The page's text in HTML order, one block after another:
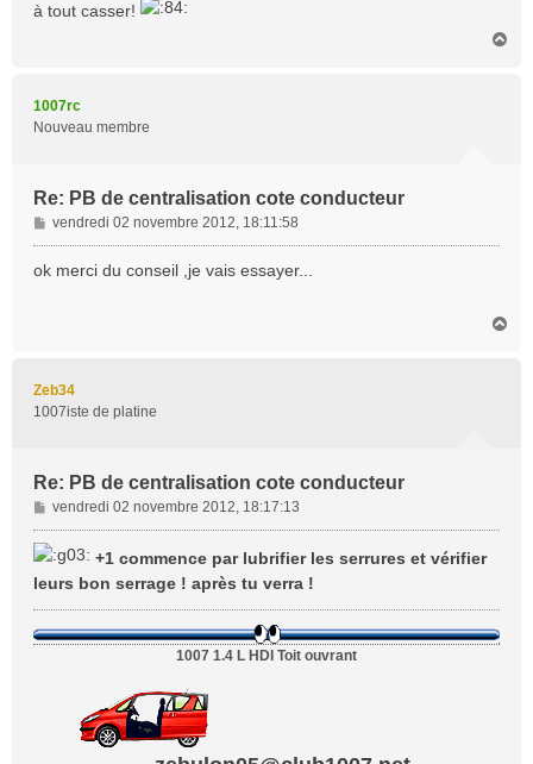
g
à tout casser!
1007rc
Nouveau membre
Re: PB de centralisation cote conducteur
M
e
s
vendredi 02 novembre 2012, 18:11:58
ok merci du conseil ,je vais essayer...
Zeb34
1007iste de platine
Re: PB de centralisation cote conducteur
M
e
s
a
g
e
vendredi 02 novembre 2012, 18:17:13
+1 commence par lubrifier les serrures et vérifier
leurs bon serrage ! après tu verra !
1007 1.4 L HDI Toit ouvrant